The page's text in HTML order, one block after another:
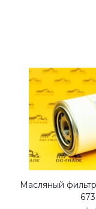
Масляный